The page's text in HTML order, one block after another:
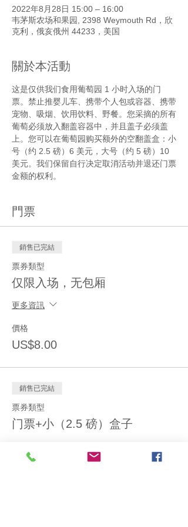
2022年8月28日 15:00 – 16:00
韦茅斯农场和果园, 2398 Weymouth Rd，欣
克利，俄亥俄州 44233，美国
關於本活動
这是仅供我们食用葡萄园 1 小时入场的门
票。禁止推婴儿车、携带个人包或容器、携带
宠物、吸烟、饮用饮料、野餐。您采摘的所有
葡萄必须放入翻盖容器中，并且盖子必须盖
上。您可以在葡萄园购买额外的空翻盖盒：小
号（约 2.5 磅）6 美元，大号（约 5 磅）10
美元。我们保留自行决定取消活动并退还门票
金额的权利。
門票
銷售已完結
票券類型
仅限入场，无包厢
更多資訊
價格
US$8.00
銷售已完結
票券類型
门票+小（2.5 磅）盒子